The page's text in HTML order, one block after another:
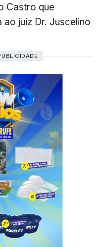
Castro que
juiz Dr. Juscelino